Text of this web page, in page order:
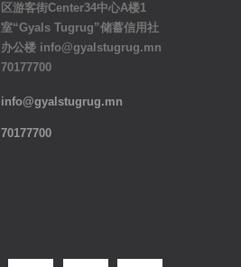
区游客街Center34中心A楼1
室“Gyals Tugrug”储蓄信用社
办公楼 info@gyalstugrug.mn
70177700
info@gyalstugrug.mn
70177700